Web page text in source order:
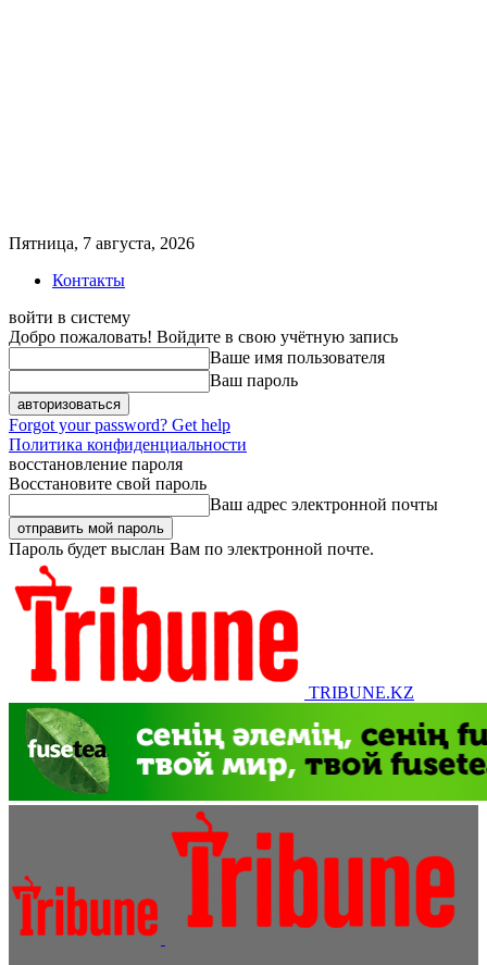
Пятница, 7 августа, 2026
Контакты
войти в систему
Добро пожаловать! Войдите в свою учётную запись
Ваше имя пользователя
Ваш пароль
Forgot your password? Get help
Политика конфиденциальности
восстановление пароля
Восстановите свой пароль
Ваш адрес электронной почты
Пароль будет выслан Вам по электронной почте.
TRIBUNE.KZ